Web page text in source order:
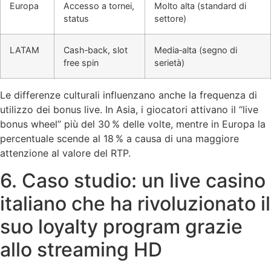
Europa
Accesso a tornei,
status
Molto alta (standard di
settore)
LATAM
Cash‑back, slot
free spin
Media‑alta (segno di
serietà)
Le differenze culturali influenzano anche la frequenza di
utilizzo dei bonus live. In Asia, i giocatori attivano il “live
bonus wheel” più del 30 % delle volte, mentre in Europa la
percentuale scende al 18 % a causa di una maggiore
attenzione al valore del RTP.
6. Caso studio: un live casino
italiano che ha rivoluzionato il
suo loyalty program grazie
allo streaming HD